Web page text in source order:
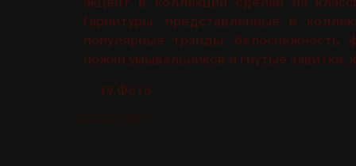
Гарнитуры, представленные в
популярные трэнды: белоснежность
ножки умывальников и гнутые
19 Фото